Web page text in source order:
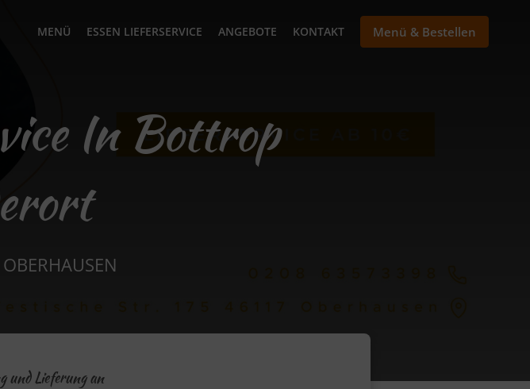
MENÜ ESSEN LIEFERSERVICE ANGEBOTE KONTAKT Menü & Bestellen
In Bottrop
und Lieferung an